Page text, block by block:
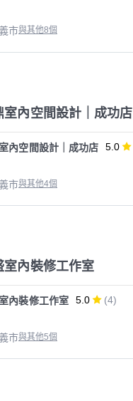
市與其他8個
室內空間設計｜成功店
內空間設計｜成功店 5.0
市與其他4個
室內裝修工作室
內裝修工作室 5.0 (4)
市與其他5個